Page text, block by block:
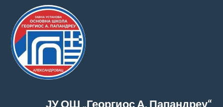
ЈУ ОШ „Георгиос А. Папандреу“